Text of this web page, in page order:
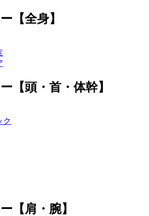
【全身】
【頭・首・体幹】
ク
【肩・腕】